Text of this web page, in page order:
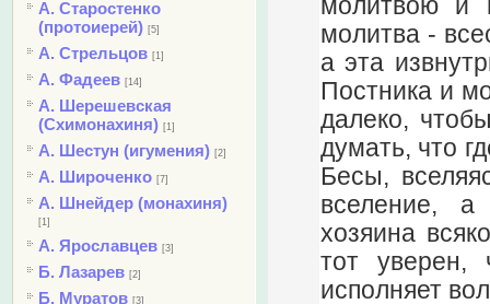
А. Старостенко
(протоиерей) [5]
А. Стрельцов [1]
А. Фадеев [14]
А. Шерешевская
(Схимонахиня) [1]
А. Шестун (игумения) [2]
А. Широченко [7]
А. Шнейдер (монахиня)
[1]
А. Ярославцев [3]
Б. Лазарев [2]
Б. Муратов [3]
молитвою и
молитва -
а эта
Постника и
далеко,
думать, что
Бесы,
вселение, а
хозяина
тот
исполняет